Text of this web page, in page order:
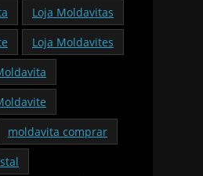
Loja Moldavitas
Loja Moldavites
moldavita comprar